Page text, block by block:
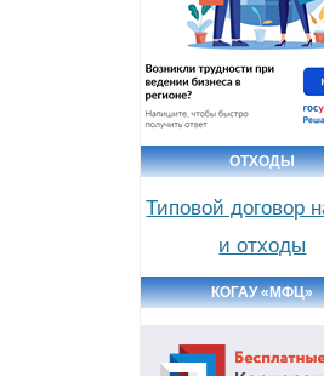
ОТХОДЫ
Типовой договор
и отходы
КОГАУ «МФЦ»